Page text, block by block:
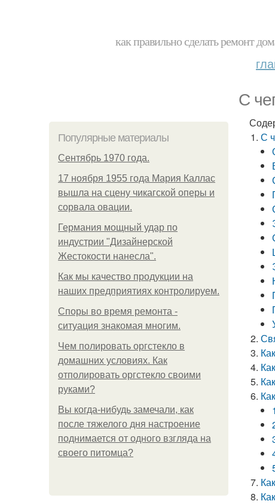
как правильно сделать ремонт
С
Популярные материалы
Сентябрь 1970 года.
17 ноября 1955 года Мария Каллас
вышла на сцену чикагской оперы и
сорвала овации.
Германия мощный удар по
индустрии "Дизайнерской
Жестокости нанесла".
Как мы качество продукции на
наших предприятиях контролируем.
Споры во время ремонта -
ситуация знакомая многим.
Чем полировать оргстекло в
домашних условиях. Как
отполировать оргстекло своими
руками?
Вы когда-нибудь замечали, как
после тяжелого дня настроение
поднимается от одного взгляда на
своего питомца?
С